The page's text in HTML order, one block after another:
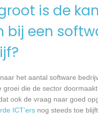
is de
bij een
het aantal software
groei die de sector
ook de vraag naar goed
ICT’ers nog steeds toe